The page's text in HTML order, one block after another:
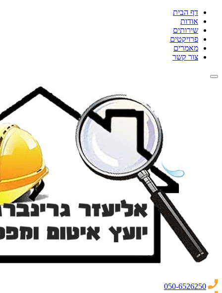
דף הבית
אודות
שירותים
פרויקטים
מאמרים
צור קשר
050-6526250